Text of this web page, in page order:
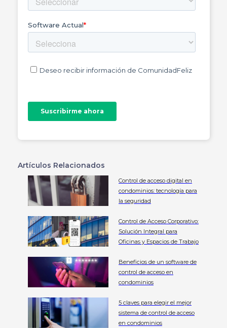
Artículos Relacionados
Control de acceso digital en
condominios: tecnología para
la seguridad
Control de Acceso Corporativo:
Solución Integral para
Oficinas y Espacios de Trabajo
Beneficios de un software de
control de acceso en
condominios
5 claves para elegir el mejor
sistema de control de acceso
en condominios